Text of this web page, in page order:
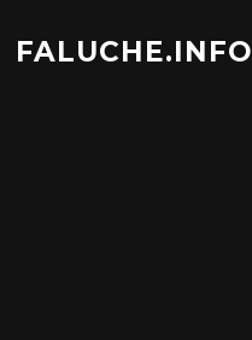
contenu
FALUCHE.INFO